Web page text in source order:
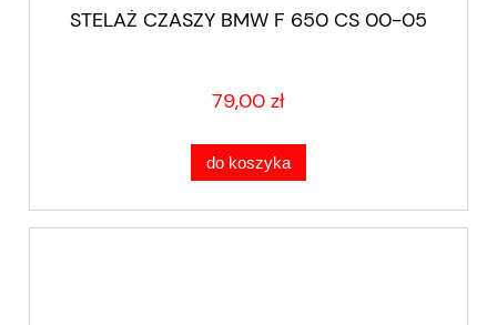
STELAŻ CZASZY BMW F 650 CS 00-05
79,00 zł
do koszyka